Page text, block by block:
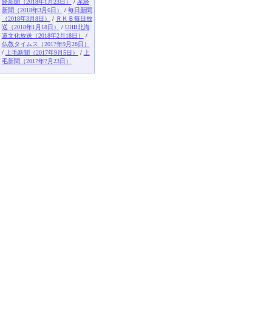
新聞（2018年3月6日）
/ 毎日新聞
（2018年3月8日）
/ ＲＫＢ毎日放
送（2018年1月18日）
/ UHB北海
道文化放送（2018年2月18日）
/
仏教タイムス（2017年9月28日）
/
上毛新聞（2017年9月5日） /
上
毛新聞（2017年7月23日）